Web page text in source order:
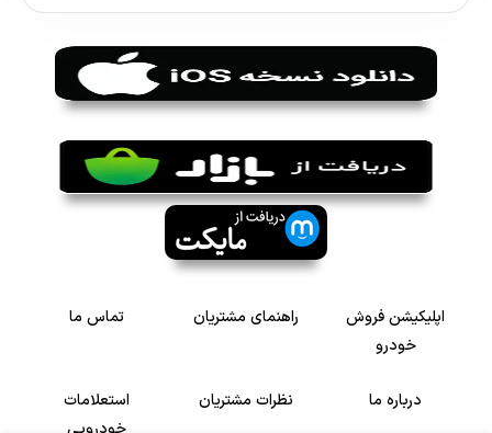
اپلیکیشن فروش
خودرو
راهنمای مشتریان تماس ما
درباره ما نظرات مشتریان
استعلامات